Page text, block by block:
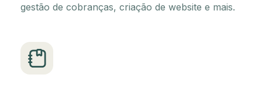
gestão de cobranças, criação de website e mais.